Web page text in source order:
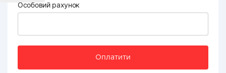
Особовий рахунок
Оплатити